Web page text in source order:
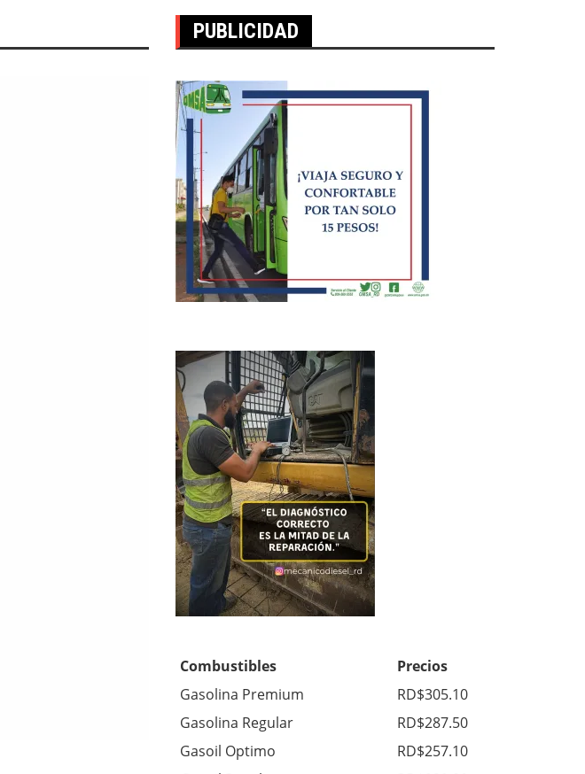
PUBLICIDAD
Combustibles
Precios
Gasolina Premium
RD$305.10
Gasolina Regular
RD$287.50
Gasoil Optimo
RD$257.10